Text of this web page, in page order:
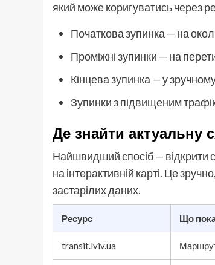
який може коригуватись через
Початкова зупинка — на
Проміжні зупинки — на
Кінцева зупинка — у
Зупинки з підвищеним
Де знайти актуальну
Найшвидший спосіб — відкрити
на інтерактивній карті. Це
застарілих даних.
Ресурс Що
transit.lviv.ua